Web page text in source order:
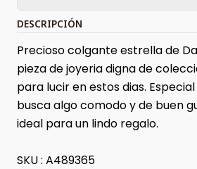
DESCRIPCIÓN
Precioso colgante estrella de
pieza de joyeria digna de
para lucir en estos dias.
busca algo comodo y de buen
ideal para un lindo regalo.
SKU : A489365